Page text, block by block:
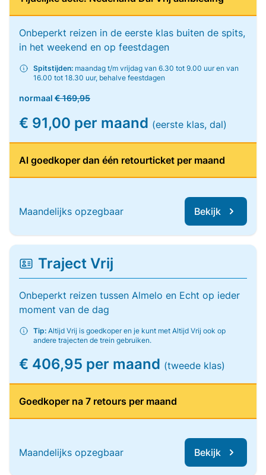
Onbeperkt reizen in de eerste klas buiten de spits,
in het weekend en op feestdagen
Spitstijden: maandag t/m vrijdag van 6.30 tot 9.00 uur en van
16.00 tot 18.30 uur, behalve feestdagen
normaal € 169,95
€ 91,00 per maand (eerste klas, dal)
Al goedkoper dan één retourticket per maand
Maandelijks opzegbaar Bekijk
Traject Vrij
Onbeperkt reizen tussen Almelo en Echt op ieder
moment van de dag
Tip: Altijd Vrij is goedkoper en je kunt met Altijd Vrij ook op
andere trajecten de trein gebruiken.
€ 406,95 per maand (tweede klas)
Goedkoper na 7 retours per maand
Maandelijks opzegbaar Bekijk